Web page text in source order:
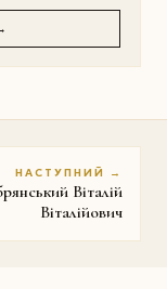
НАСТУПНИЙ →
Віталій
Віталійович